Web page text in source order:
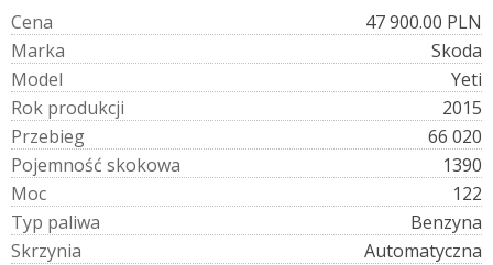
Cena
47 900.00 PLN
Marka
Skoda
Model
Yeti
Rok produkcji
2015
Przebieg
66 020
Pojemność skokowa
1390
Moc
122
Typ paliwa
Benzyna
Skrzynia
Automatyczna